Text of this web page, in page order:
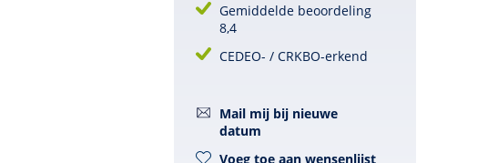
Gemiddelde beoordeling
8,4
CEDEO- / CRKBO-erkend
Mail mij bij nieuwe
datum
Voeg toe aan wensenlijst